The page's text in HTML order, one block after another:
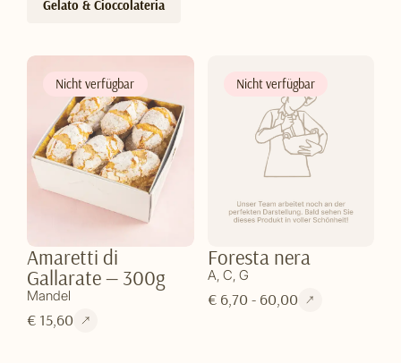
Gelato & Cioccolateria
Nicht verfügbar
Amaretti di
Gallarate — 300g
Mandel
€ 15,60
Nicht verfügbar
Foresta nera
A, C, G
€ 6,70 - 60,00